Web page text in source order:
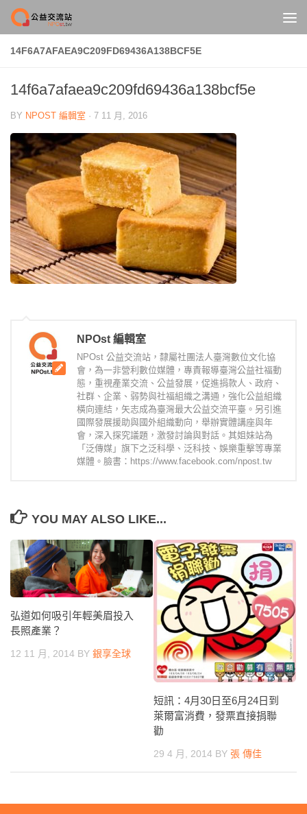
Skip to content
14F6A7AFAEA9C209FD69436A138BCF5E
14f6a7afaea9c209fd69436a138bcf5e
BY NPOST 編輯室 · 7 11 月, 2016
NPOst 編輯室
NPOst 公益交流站，隸屬社團法人臺灣數位文化協
會，為一非營利數位媒體，專責報導臺灣公益社福動
態，重視產業交流、公益發展，促進捐款人、政府、
社群、企業、弱勢與社福組織之溝通，強化公益組織
橫向連結，矢志成為臺灣最大公益交流平臺。另引進
國際發展援助與國外組織動向，舉辦實體講座與年
會，深入探究議題，激發討論與對話。其姐妹站為
「泛傳媒」旗下之泛科學、泛科技、娛樂重擊等專業
媒體。臉書：https://www.facebook.com/npost.tw
YOU MAY ALSO LIKE...
弘道如何吸引年輕美眉投入
長照產業？
12 11 月, 2014 BY 銀享全球
短訊：4月30日至6月24日到
萊爾富消費，發票直接捐聯
勸
29 4 月, 2014 BY 張 傳佳